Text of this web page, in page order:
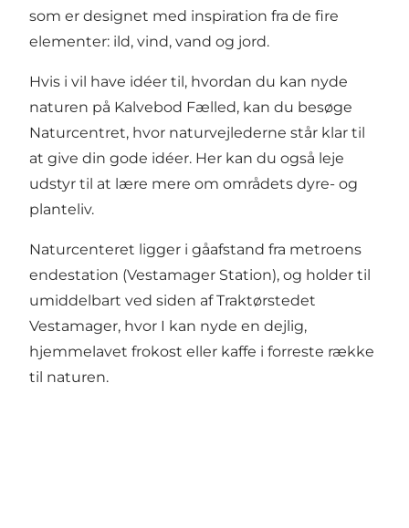
som er designet med inspiration fra de fire
elementer: ild, vind, vand og jord.
Hvis i vil have idéer til, hvordan du kan nyde
naturen på Kalvebod Fælled, kan du besøge
Naturcentret, hvor naturvejlederne står klar til
at give din gode idéer. Her kan du også leje
udstyr til at lære mere om områdets dyre- og
planteliv.
Naturcenteret ligger i gåafstand fra metroens
endestation (Vestamager Station), og holder til
umiddelbart ved siden afTraktørstedet
Vestamager, hvor I kan nyde en dejlig,
hjemmelavet frokost eller kaffe i forreste række
til naturen.